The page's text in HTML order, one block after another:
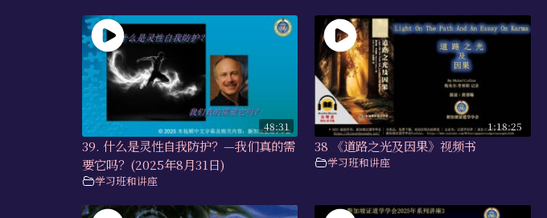
48:31
39. 什么是灵性自我防护？—我们真的需
要它吗？(2025年8月31日)
学习班和讲座
1:18:25
38 《道路之光及因果》视频书
学习班和讲座